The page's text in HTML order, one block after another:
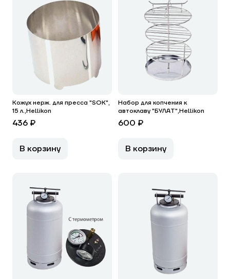
Кожух нерж. для пресса "SOK",
15 л.,Hellikon
436 ₽
В корзину
Набор для копчения к
автоклаву "БУЛАТ",Hellikon
600 ₽
В корзину